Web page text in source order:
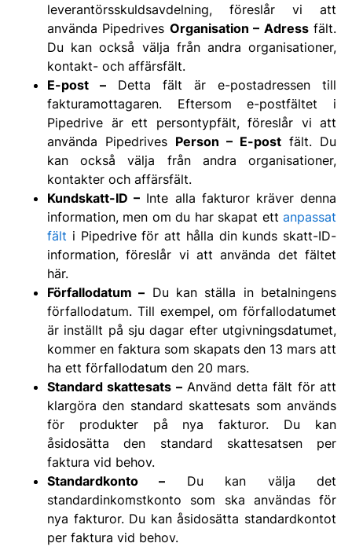
leverantörsskuldsavdelning, föreslår vi att
använda Pipedrives Organisation – Adressfält.
Du kan också välja från andra organisationer,
kontakt- och affärsfält.
E-post – Detta fält är e-postadressen till
fakturamottagaren. Eftersom e-postfältet i
Pipedrive är ett persontypfält, föreslår vi att
använda Pipedrives Person – E-post fält. Du
kan också välja från andra organisationer,
kontakter och affärsfält.
Kundskatt-ID – Inte alla fakturor kräver denna
information, men om du har skapat ett anpassat
fält i Pipedrive för att hålla din kunds skatt-ID-
information, föreslår vi att använda det fältet
här.
Förfallodatum – Du kan ställa in betalningens
förfallodatum. Till exempel, om förfallodatumet
är inställt på sju dagar efter utgivningsdatumet,
kommer en faktura som skapats den 13 mars att
ha ett förfallodatum den 20 mars.
Standard skattesats –Använd detta fält för att
klargöra den standard skattesats som används
för produkter på nya fakturor. Du kan
åsidosätta den standard skattesatsen per
faktura vid behov.
Standardkonto – Du kan välja det
standardinkomstkonto som ska användas för
nya fakturor. Du kan åsidosätta standardkontot
per faktura vid behov.